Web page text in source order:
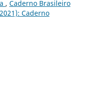
, Caderno Brasileiro
Caderno